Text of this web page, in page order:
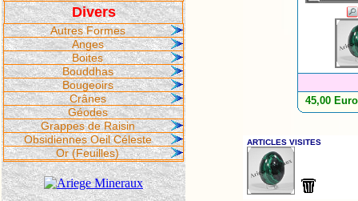
Divers
Autres Formes
Anges
Boites
Bouddhas
Bougeoirs
Crânes
Géodes
Grappes de Raisin
Obsidiennes Oeil Céleste
Or (Feuilles)
45,00